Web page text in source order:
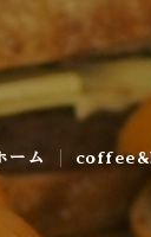
ーム
ギャラ